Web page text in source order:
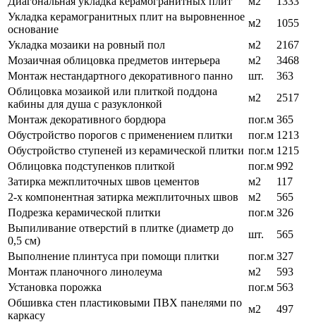
Укладка керамогранитных плит на выровненное
основание
м2
1055
Укладка мозаики на ровный пол
м2
2167
Мозаичная облицовка предметов интерьера
м2
3468
Монтаж нестандартного декоративного панно
шт.
363
Облицовка мозаикой или плиткой поддона
кабины для душа с разуклонкой
м2
2517
Монтаж декоративного бордюра
пог.м 365
Обустройство порогов с применением плитки
пог.м 1213
Обустройство ступеней из керамической плитки пог.м 1215
Облицовка подступенков плиткой
пог.м 992
Затирка межплиточных швов цементов
м2
117
2-х компонентная затирка межплиточных швов
м2
565
Подрезка керамической плитки
пог.м 326
Выпиливание отверстий в плитке (диаметр до
0,5 см)
шт.
565
Выполнение плинтуса при помощи плитки
пог.м 327
Монтаж планочного линолеума
м2
593
Установка порожка
пог.м 563
Обшивка стен пластиковыми ПВХ панелями по
каркасу
м2 497